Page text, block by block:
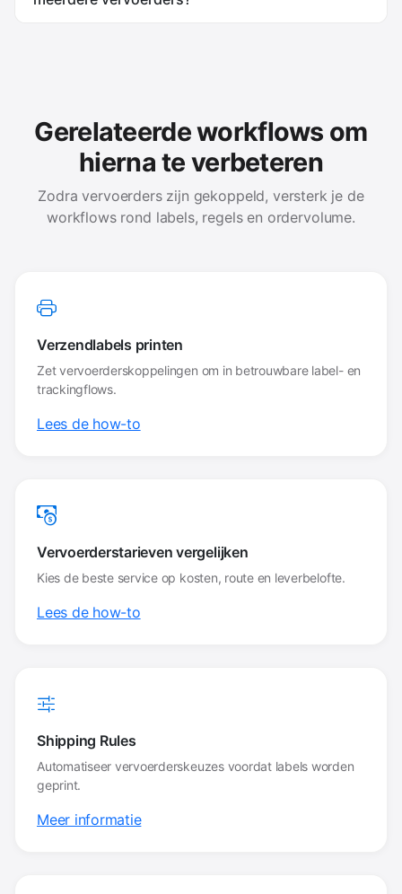
Gerelateerde workflows om
hierna te verbeteren
Zodra vervoerders zijn gekoppeld, versterk je de
workflows rond labels, regels en ordervolume.
Verzendlabels printen
Zet vervoerderskoppelingen om in betrouwbare label- en
trackingflows.
Lees de how-to
Vervoerderstarieven vergelijken
Kies de beste service op kosten, route en leverbelofte.
Lees de how-to
Shipping Rules
Automatiseer vervoerderskeuzes voordat labels worden
geprint.
Meer informatie